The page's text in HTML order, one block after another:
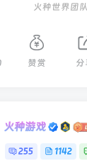
火种世界团队
赞赏 分
火种游戏
255 1142